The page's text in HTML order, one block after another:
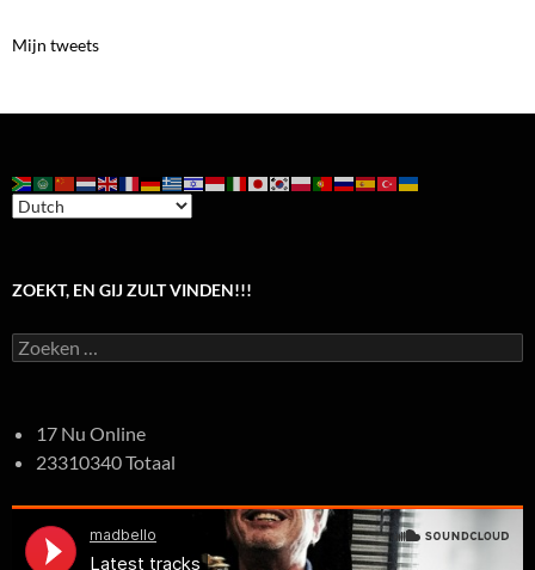
Mijn tweets
ZOEKT, EN GIJ ZULT VINDEN!!!
Zoeken
naar:
17 Nu Online
23310340 Totaal